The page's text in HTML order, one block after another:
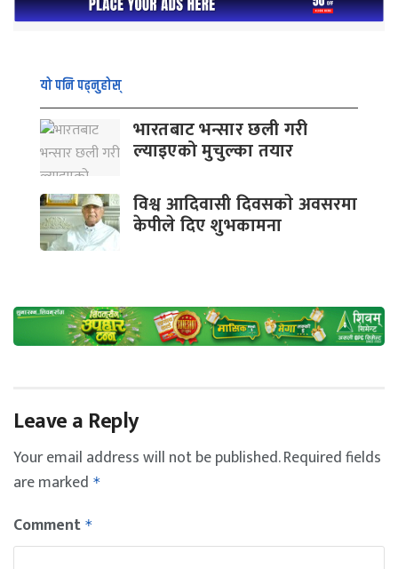
यो पनि पढ्नुहोस्
भारतबाट भन्सार छली गरी
ल्याइएको मुचुल्का तयार
विश्व आदिवासी दिवसकाे अवसरमा
केपीले दिए शुभकामना
Leave a Reply
Your email address will not be published.Required fields
are marked *
Comment *